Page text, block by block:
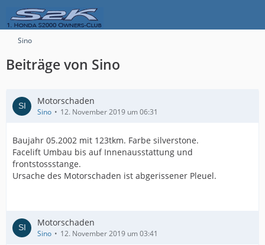
Sino
Beiträge von Sino
Motorschaden
Sino 12. November 2019 um 06:31
Baujahr 05.2002 mit 123tkm. Farbe silverstone.
Facelift Umbau bis auf Innenausstattung und
frontstossstange.
Ursache des Motorschaden ist abgerissener Pleuel.
Motorschaden
Sino 12. November 2019 um 03:41